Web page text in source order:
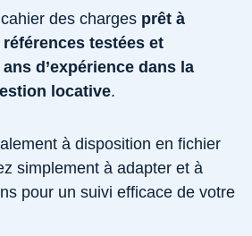
des charges prêt à
références testées et
d’expérience dans la
locative.
à disposition en fichier
simplement à adapter et à
pour un suivi efficace de votre